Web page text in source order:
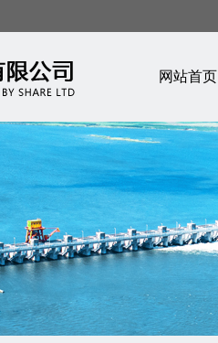
网站首页